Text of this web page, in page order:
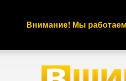
Внимание! Мы